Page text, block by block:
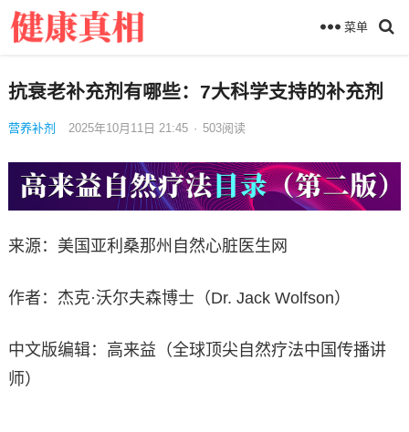
菜单
抗衰老补充剂有哪些：7大科学支持的补充剂
营养补剂 2025年10月11日 21:45 · 503阅读
来源：美国亚利桑那州自然心脏医生网
作者：杰克·沃尔夫森博士（Dr. Jack Wolfson）
中文版编辑：高来益（全球顶尖自然疗法中国传播讲
师）